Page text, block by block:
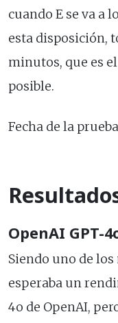
cuando E se va a
esta disposición,
minutos, que es
posible.
Fecha de la
OpenAI GPT-
Siendo uno de
esperaba un
4o de OpenAI,